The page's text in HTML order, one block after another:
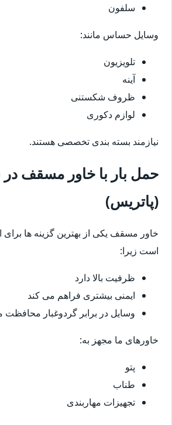
سلفون
وسایل حساس مانند:
تلویزیون
آینه
ظروف شکستنی
لوازم دکوری
نیازمند بسته بندی تخصصی هستند.
حمل بار با خاور مسقف در
(پاتریس)
خاور مسقف یکی از بهترین گزینه ها
است زیرا:
ظرفیت بالا دارد
ایمنی بیشتری فراهم می کند
وسایل در برابر گردوغبار
خاورهای ما مجهز به:
پتو
طناب
تجهیزات مهاربندی